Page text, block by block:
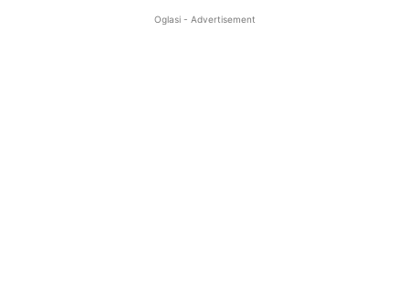
Oglasi - Advertisement